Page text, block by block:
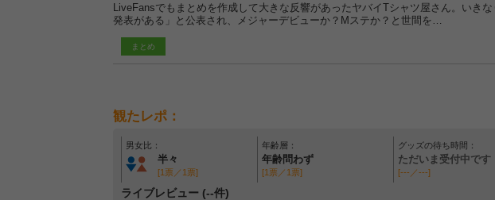
まとめ
LiveFansでもまとめを作成して大きな反響があったヤバイTシャツ屋さん。いき
発表がある」と公表され、メジャーデビューか？Mステか？と世間を…
観たレポ：
男女比：
半々
[1票／1票]
年齢層：
年齢問わず
[1票／1票]
グッズの待ち時間：
ただいま受付中です
[---／---]
ライブレビュー (--件)